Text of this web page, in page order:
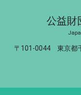
公益財
〒101-0044 東京都